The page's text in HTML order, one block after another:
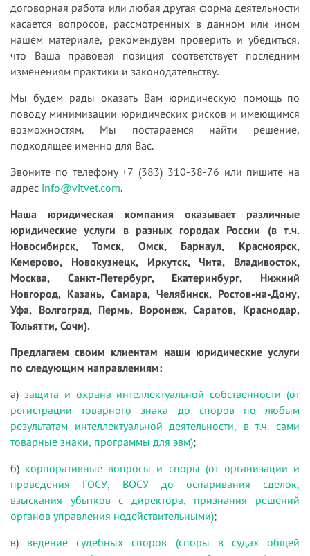
договорная работа или любая другая форма деятельности
касается вопросов, рассмотренных в данном или ином
нашем материале, рекомендуем проверить и убедиться,
что Ваша правовая позиция соответствует последним
изменениям практики и законодательству.
Мы будем рады оказать Вам юридическую помощь по
поводу минимизации юридических рисков и имеющимся
возможностям. Мы постараемся найти решение,
подходящее именно для Вас.
Звоните по телефону +7 (383) 310-38-76 или пишите на
адрес info@vitvet.com.
Наша юридическая компания оказывает различные
юридические услуги в разных городах России (в т.ч.
Новосибирск, Томск, Омск, Барнаул, Красноярск,
Кемерово, Новокузнецк, Иркутск, Чита, Владивосток,
Москва, Санкт-Петербург, Екатеринбург, Нижний
Новгород, Казань, Самара, Челябинск, Ростов-на-Дону,
Уфа, Волгоград, Пермь, Воронеж, Саратов, Краснодар,
Тольятти, Сочи).
Предлагаем своим клиентам наши юридические услуги
по следующим направлениям:
а) защита и охрана интеллектуальной собственности (от
регистрации товарного знака до споров по любым
результатам интеллектуальной деятельности, в т.ч. сами
товарные знаки, программы для эвм);
б) корпоративные вопросы и споры (от организации и
проведения ГОСУ, ВОСУ до оспаривания сделок,
взыскания убытков с директора, признания решений
органов управления недействительными);
в) ведение судебных споров (споры в судах общей